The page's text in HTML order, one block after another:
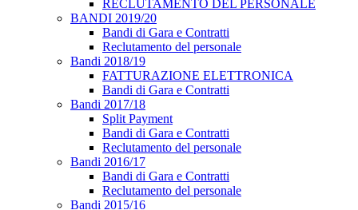
RECLUTAMENTO DEL PERSONALE
BANDI 2019/20
Bandi di Gara e Contratti
Reclutamento del personale
Bandi 2018/19
FATTURAZIONE ELETTRONICA
Bandi di Gara e Contratti
Bandi 2017/18
Split Payment
Bandi di Gara e Contratti
Reclutamento del personale
Bandi 2016/17
Bandi di Gara e Contratti
Reclutamento del personale
Bandi 2015/16